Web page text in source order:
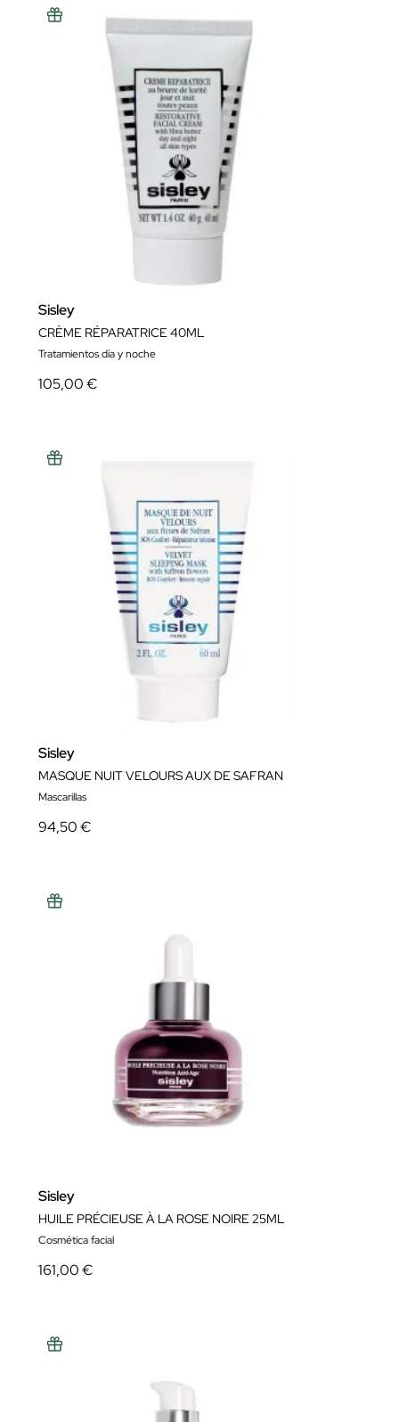
Sisley
CRÈME RÉPARATRICE 40ML
Tratamientos día y noche
105,00 €
Sisley
MASQUE NUIT VELOURS AUX DE SAFRAN
Mascarillas
94,50 €
Sisley
HUILE PRÉCIEUSE À LA ROSE NOIRE 25ML
Cosmética facial
161,00 €